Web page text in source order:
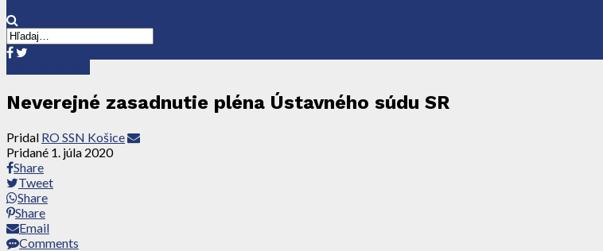
Neverejné zasadnutie pléna Ústavného súdu SR
Pridal RO SSN Košice
Pridané 1. júla 2020
Share
Tweet
Share
Share
Email
Comments